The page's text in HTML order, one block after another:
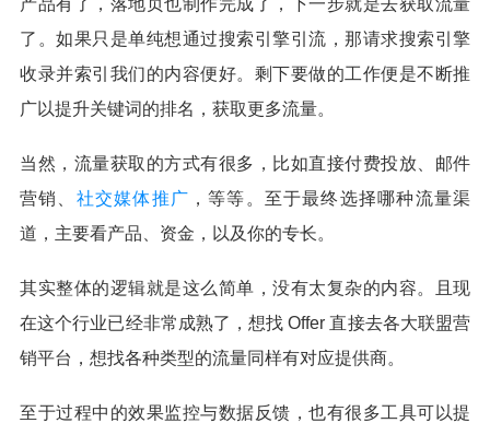
了。如果只是单纯想通过搜索引擎引流，那请求搜索引擎
收录并索引我们的内容便好。剩下要做的工作便是不断推
广以提升关键词的排名，获取更多流量。
当然，流量获取的方式有很多，比如直接付费投放、邮件
营销、 社交媒体推广 ，等等。至于最终选择哪种流量渠
道，主要看产品、资金，以及你的专长。
其实整体的逻辑就是这么简单，没有太复杂的内容。且现
在这个行业已经非常成熟了，想找 Offer 直接去各大联盟营
销平台，想找各种类型的流量同样有对应提供商。
至于过程中的效果监控与数据反馈，也有很多工具可以提